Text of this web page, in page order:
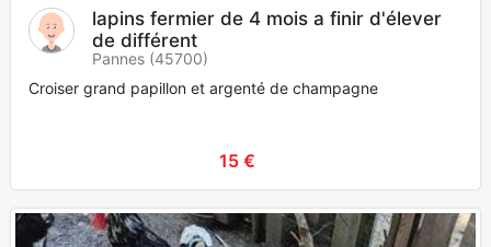
lapins fermier de 4 mois a finir d'élever
de différent
Pannes (45700)
Croiser grand papillon et argenté de champagne
15 €